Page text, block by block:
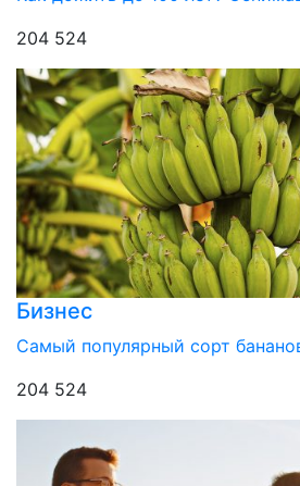
204 524
Бизнес
Самый популярный сорт
204 524